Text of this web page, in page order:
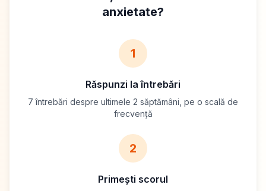
anxietate?
1
Răspunzi la întrebări
7 întrebări despre ultimele 2 săptămâni, pe o scală de
frecvență
2
Primești scorul